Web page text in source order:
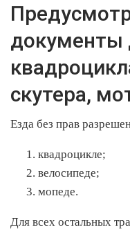
документы
скутера,
Езда без прав
квадроцикле;
велосипеде;
мопеде.
Для всех остальных